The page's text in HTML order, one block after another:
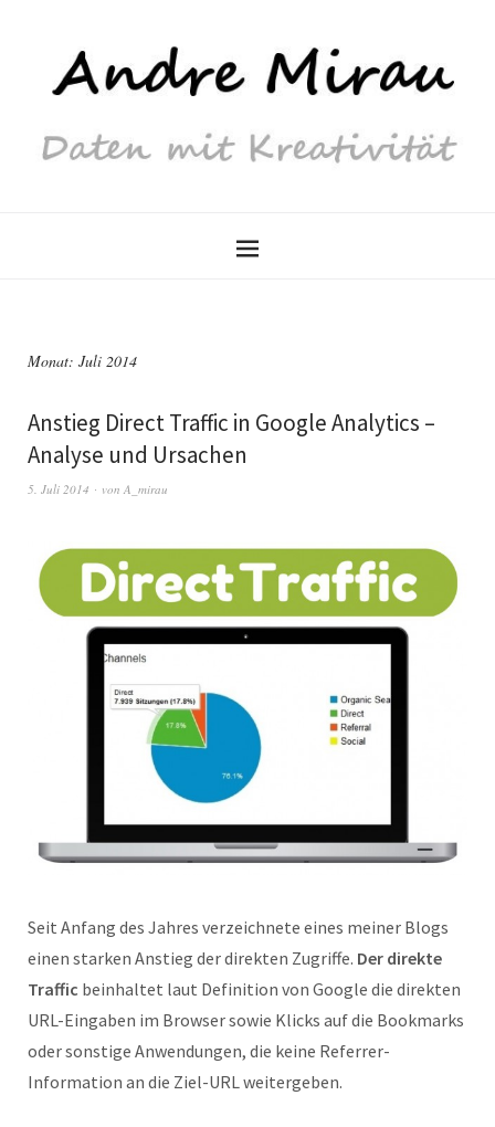
Monat: Juli 2014
Anstieg Direct Traffic in Google Analytics –
Analyse und Ursachen
5. Juli 2014 von A_mirau
Seit Anfang des Jahres verzeichnete eines meiner Blogs
einen starken Anstieg der direkten Zugriffe. Der direkte
Traffic beinhaltet laut Definition von Google die direkten
URL-Eingaben im Browser sowie Klicks auf die Bookmarks
oder sonstige Anwendungen, die keine Referrer-
Information an die Ziel-URL weitergeben.